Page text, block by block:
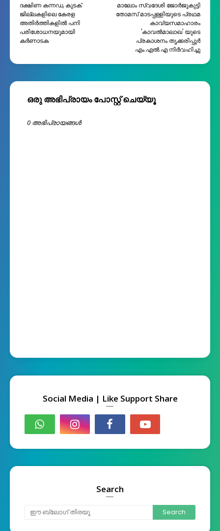
മാലോം സ്വദേശി ജോർജുകുട്ടി
തോമസ് മാടപ്പള്ളിയുടെ പ്രഥമ
കാവ്യസമാഹാരം
'കാവൽമാലാഖ' യുടെ
പ്രകാശനം തൃക്കരിപ്പൂർ
എം.എൽ.എ നിർവഹിച്ചു
ദക്ഷിണ കന്നഡ, കുടക്
ജില്ലകളിലെ കേരള
അതിര്‍ത്തികളില്‍ പനി
പരിശോധനയുമായി
കർണാടക
ഒരു അഭിപ്രായം പോസ്റ്റ് ചെയ്യൂ
0 അഭിപ്രായങ്ങള്‍
Social Media | Like Support Share
Search